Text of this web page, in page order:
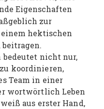
Eigenschaften
zur
hektischen
nicht nur,
koordinieren,
Team in einer
wortwörtlich Leben
aus erster Hand,